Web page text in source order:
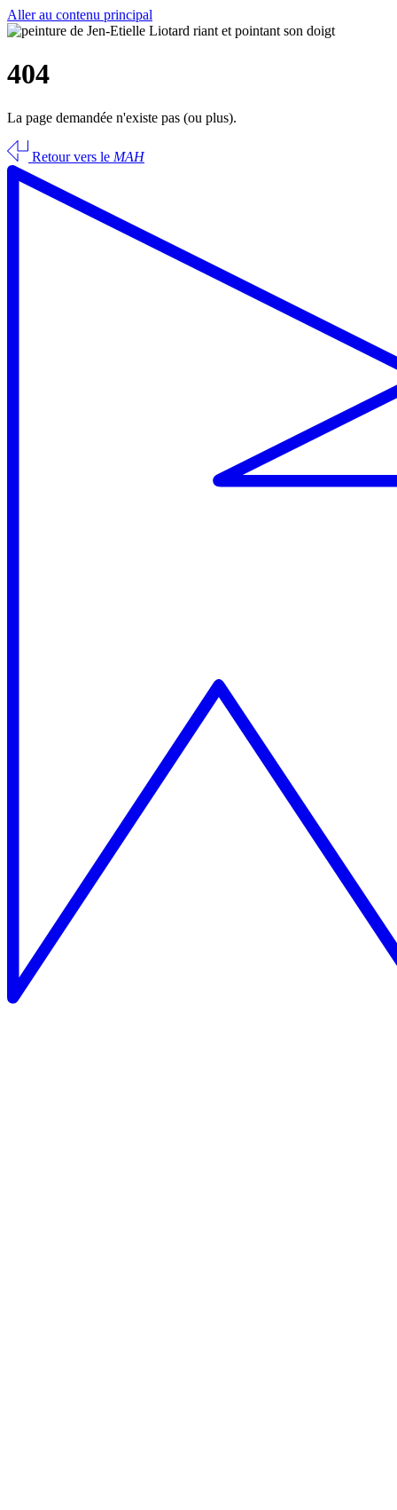
Aller au contenu principal
404
La page demandée n'existe pas (ou plus).
Retour vers le MAH